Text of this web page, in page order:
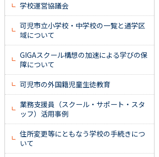
学校運営協議会
可児市立小学校・中学校の一覧と通学区
域について
GIGAスクール構想の加速による学びの保
障について
可児市の外国籍児童生徒教育
業務支援員（スクール・サポート・スタ
ッフ）活用事例
住所変更等にともなう学校の手続きにつ
いて